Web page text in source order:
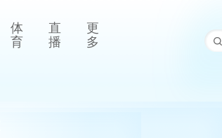
体
育
直
播
更
多